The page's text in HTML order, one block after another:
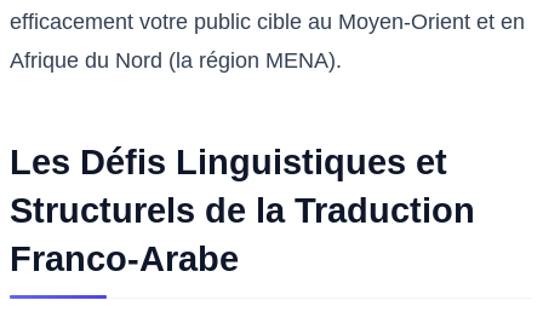
efficacement votre public cible au Moyen-Orient et en
Afrique du Nord (la région MENA).
Les Défis Linguistiques et
Structurels de la Traduction
Franco-Arabe